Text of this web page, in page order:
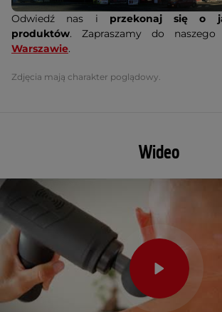
Odwiedź nas i przekonaj się o
produktów. Zapraszamy do naszego
Warszawie.
Zdjęcia mają charakter poglądowy.
Wideo